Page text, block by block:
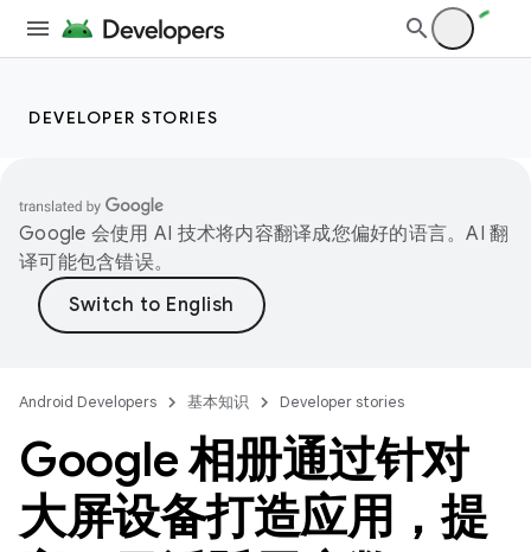
DEVELOPER STORIES
Google 会使用 AI 技术将内容翻译成您偏好的语言。AI 翻
译可能包含错误。
Android Developers 基本知识 Developer stories
Google 相册通过针对
大屏设备打造应用，提